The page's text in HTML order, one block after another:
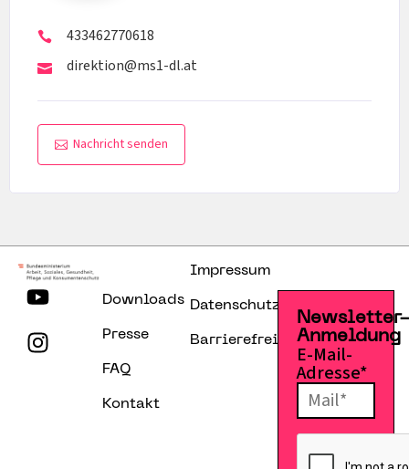
433462770618
direktion@ms1-dl.at
Nachricht senden
Downloads
Presse
FAQ
Kontakt
Impressum
Datenschutzerklärung
Barrierefreiheitserklärung
Anmeldung
E-Mail-
Adresse*